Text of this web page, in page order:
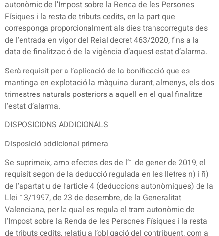
autonòmic de l’Impost sobre la Renda de les Persones
Físiques i la resta de tributs cedits, en la part que
corresponga proporcionalment als dies transcorreguts des
de l’entrada en vigor del Reial decret 463/2020, fins a la
data de finalització de la vigència d’aquest estat d’alarma.
Serà requisit per a l’aplicació de la bonificació que es
mantinga en explotació la màquina durant, almenys, els dos
trimestres naturals posteriors a aquell en el qual finalitze
l’estat d’alarma.
DISPOSICIONS ADDICIONALS
Disposició addicional primera
Se suprimeix, amb efectes des de l’1 de gener de 2019, el
requisit segon de la deducció regulada en les lletres n) i ñ)
de l’apartat u de l’article 4 (deduccions autonòmiques) de la
Llei 13/1997, de 23 de desembre, de la Generalitat
Valenciana, per la qual es regula el tram autonòmic de
l’Impost sobre la Renda de les Persones Físiques i la resta
de tributs cedits, relatiu a l’obligació del contribuent, com a